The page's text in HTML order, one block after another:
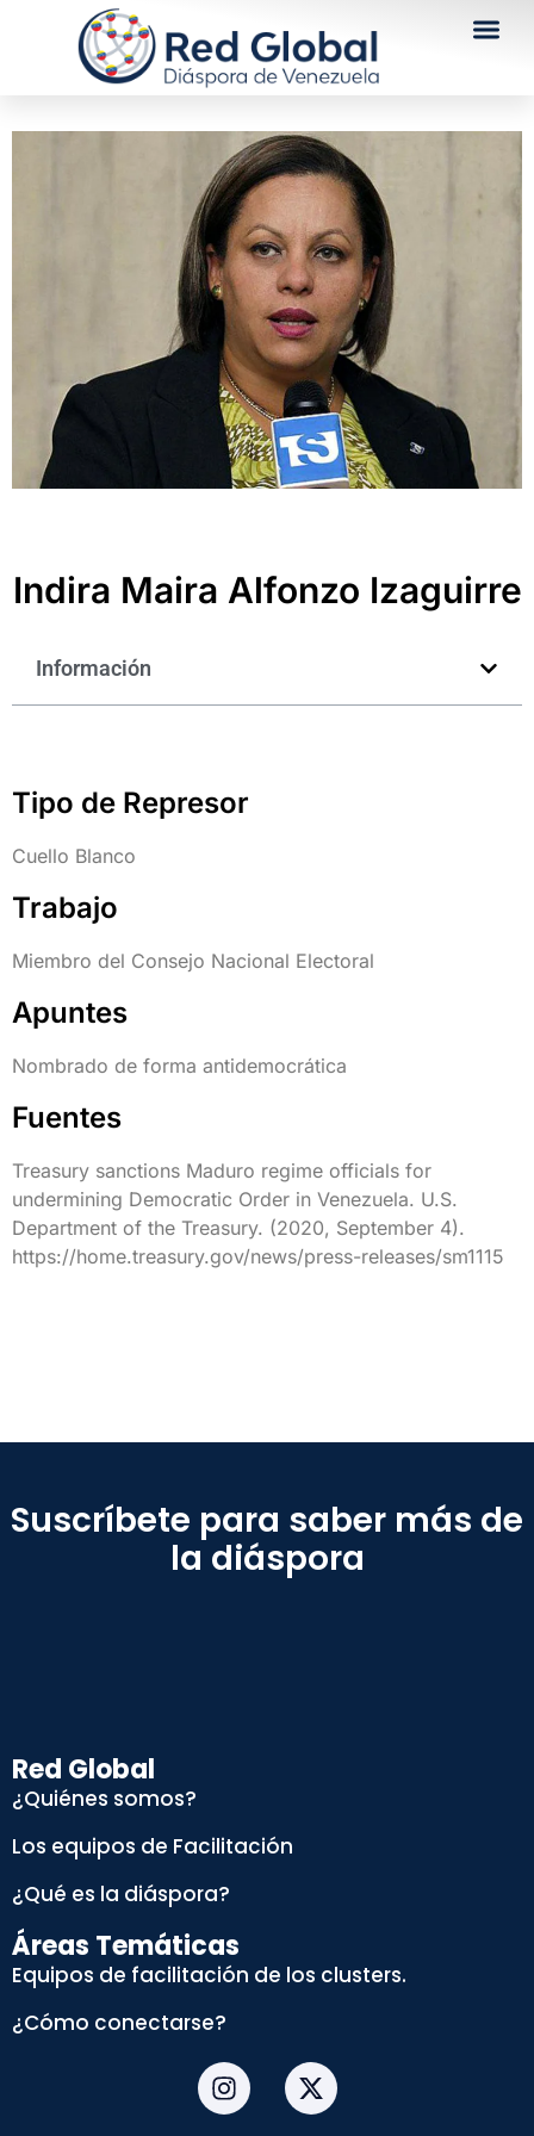
Indira Maira Alfonzo Izaguirre
Información
Tipo de Represor
Cuello Blanco
Trabajo
Miembro del Consejo Nacional Electoral
Apuntes
Nombrado de forma antidemocrática
Fuentes
Treasury sanctions Maduro regime officials for
undermining Democratic Order in Venezuela. U.S.
Department of the Treasury. (2020, September 4).
https://home.treasury.gov/news/press-releases/sm1115
Suscríbete para saber más de
la diáspora
Red Global
¿Quiénes somos?
Los equipos de Facilitación
¿Qué es la diáspora?
Áreas Temáticas
Equipos de facilitación de los clusters.
¿Cómo conectarse?